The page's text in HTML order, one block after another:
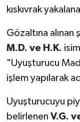
kıskıvrak
Gözaltına
M.D. ve H.K.
"Uyuşturucu
işlem yapılarak
Uyuşturucuyu
belirlenen V.G.